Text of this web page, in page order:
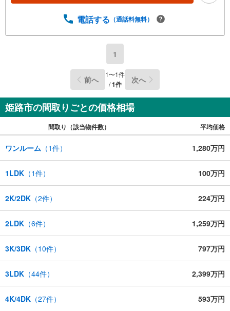
電話する （通話料無料）
1
前へ 1〜1件
/1件 次へ
姫路市の間取りごとの価格相場
間取り（該当物件数） 平均価格
ワンルーム （1件） 1,280万円
1LDK （1件） 100万円
2K/2DK （2件） 224万円
2LDK （6件） 1,259万円
3K/3DK （10件） 797万円
3LDK （44件） 2,399万円
4K/4DK （27件） 593万円